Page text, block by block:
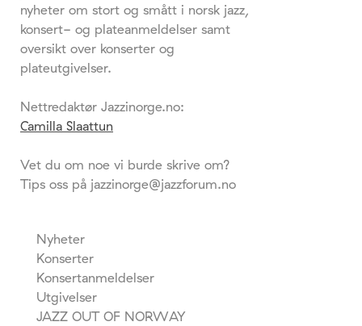
nyheter om stort og smått i norsk jazz,
konsert- og plateanmeldelser samt
oversikt over konserter og
plateutgivelser.
Nettredaktør Jazzinorge.no:
Camilla Slaattun
Vet du om noe vi burde skrive om?
Tips oss på jazzinorge@jazzforum.no
Nyheter
Konserter
Konsertanmeldelser
Utgivelser
JAZZ OUT OF NORWAY